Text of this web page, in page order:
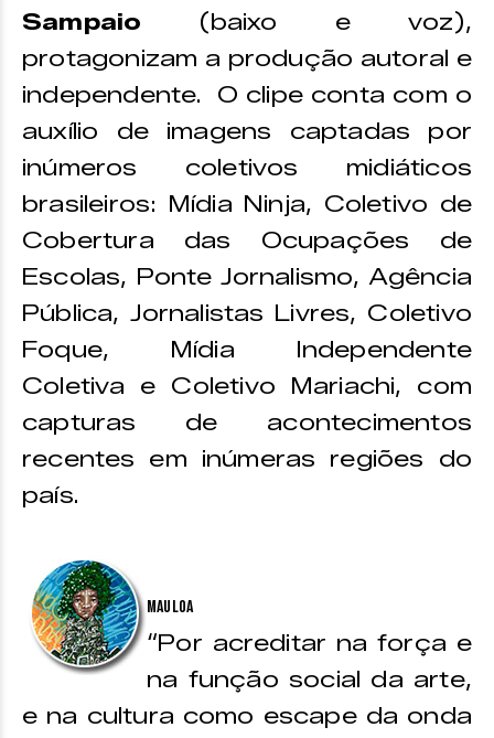
Sampaio (baixo e voz),
protagonizam a produção autoral e
independente. O clipe conta com o
auxílio de imagens captadas por
inúmeros coletivos midiáticos
brasileiros: Mídia Ninja, Coletivo de
Cobertura das Ocupações de
Escolas, Ponte Jornalismo, Agência
Pública, Jornalistas Livres, Coletivo
Foque, Mídia Independente
Coletiva e Coletivo Mariachi, com
capturas de acontecimentos
recentes em inúmeras regiões do
país.
Mauloa
“Por acreditar na força e
na função social da arte,
e na cultura como escape da onda